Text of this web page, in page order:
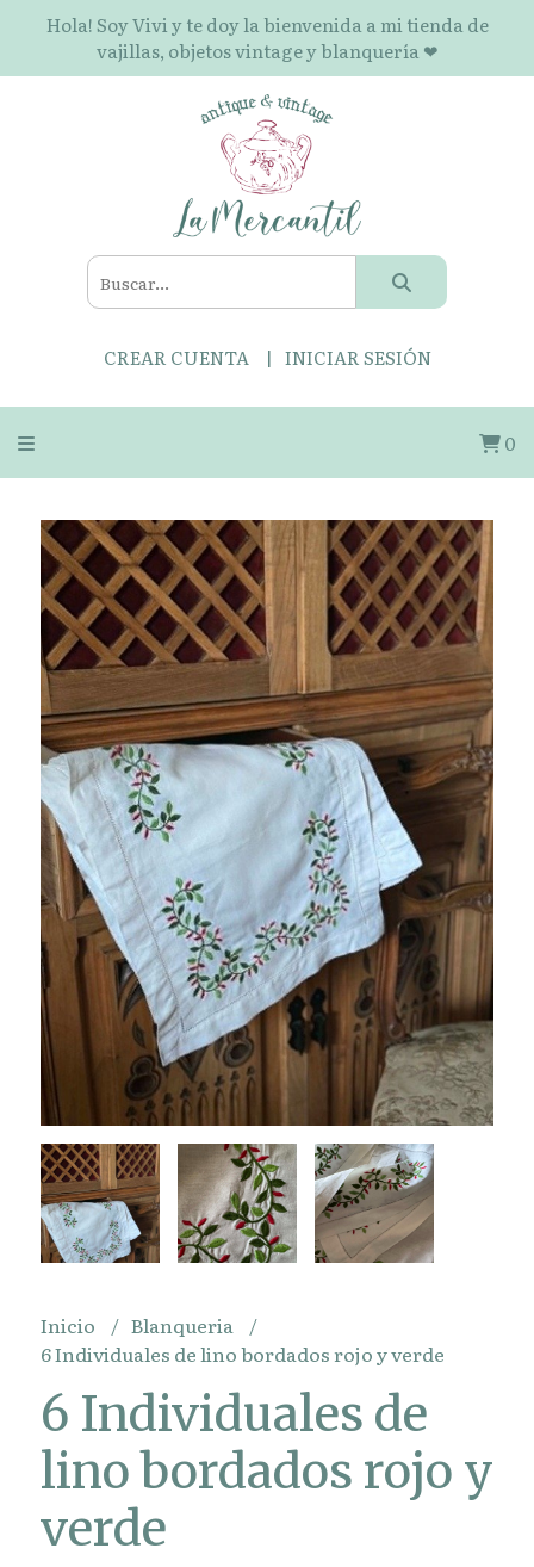
Hola! Soy Vivi y te doy la bienvenida a mi tienda de
vajillas, objetos vintage y blanquería ❤
CREAR CUENTA INICIAR SESIÓN
0
Inicio
Blanqueria
6 Individuales de lino bordados rojo y verde
6 Individuales de
lino bordados rojo y
verde